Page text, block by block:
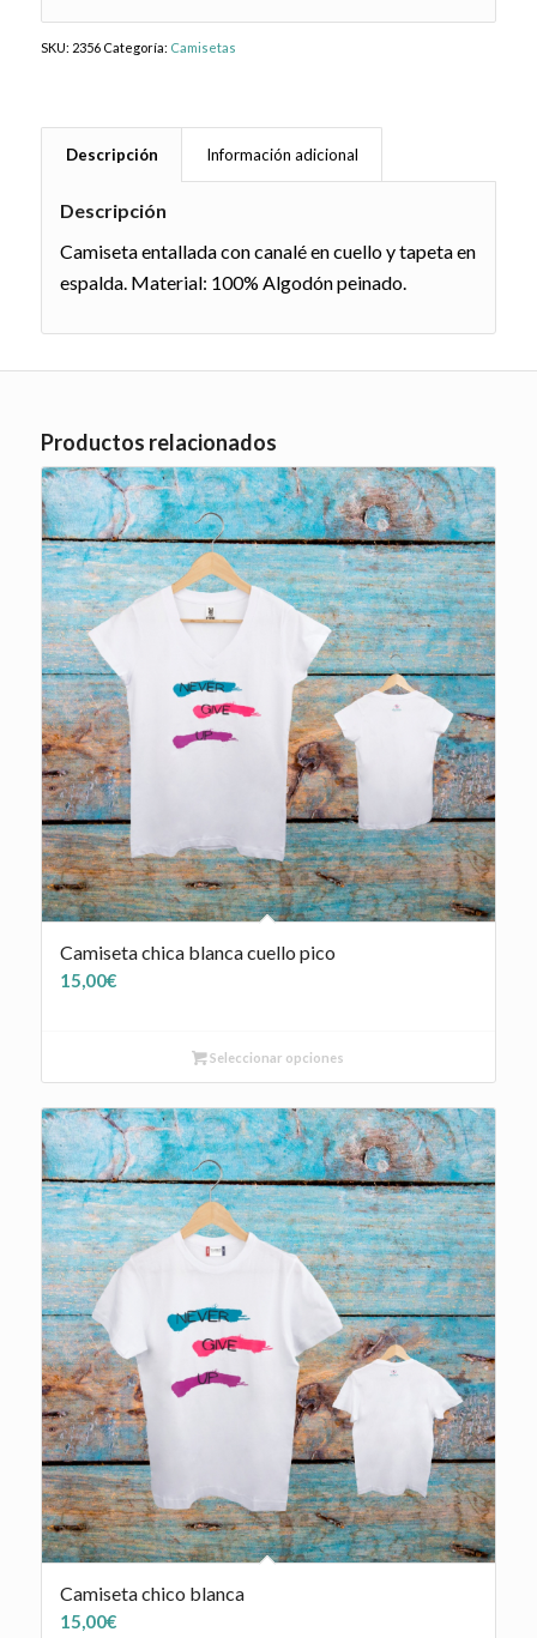
SKU: 2356 Categoría: Camisetas
Descripción Información adicional
Descripción
Camiseta entallada con canalé en cuello y tapeta en
espalda. Material: 100% Algodón peinado.
Productos relacionados
Camiseta chica blanca cuello pico
15,00€
Seleccionar opciones
Camiseta chico blanca
15,00€